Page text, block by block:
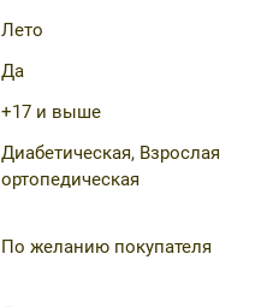
Лето
Да
+17 и выше
Диабетическая, Взрослая
ортопедическая
По желанию покупателя